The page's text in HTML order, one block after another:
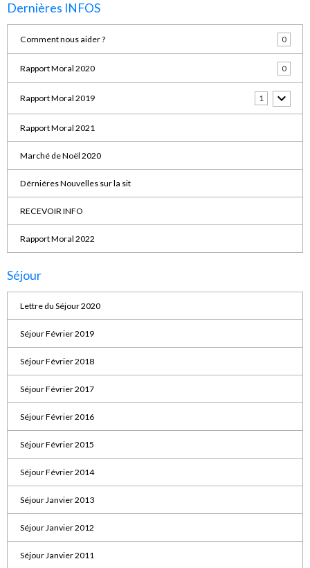
Dernières INFOS
Comment nous aider ? 0
Rapport Moral 2020 0
Rapport Moral 2019 1
Rapport Moral 2021
Marché de Noël 2020
Dérniéres Nouvelles sur la sit
RECEVOIR INFO
Rapport Moral 2022
Séjour
Lettre du Séjour 2020
Séjour Février 2019
Séjour Février 2018
Séjour Février 2017
Séjour Février 2016
Séjour Février 2015
Séjour Février 2014
Séjour Janvier 2013
Séjour Janvier 2012
Séjour Janvier 2011